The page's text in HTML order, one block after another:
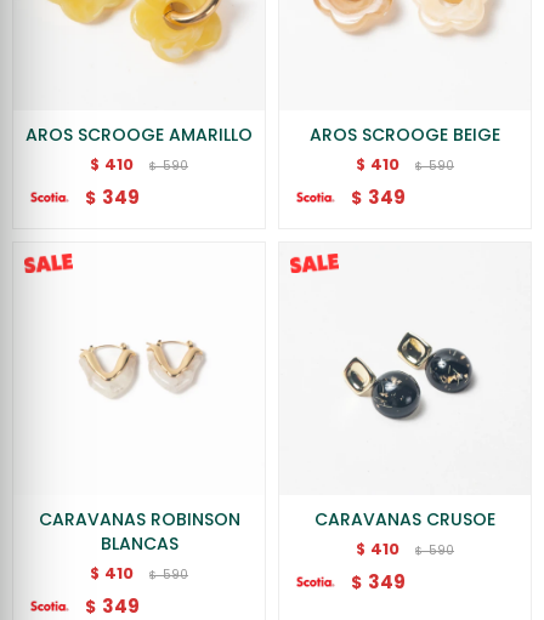
AROS SCROOGE AMARILLO
$ 410 $ 590
$ 349
AROS SCROOGE BEIGE
$ 410 $ 590
$ 349
CARAVANAS ROBINSON
BLANCAS
$ 410 $ 590
$ 349
CARAVANAS CRUSOE
$ 410 $ 590
$ 349